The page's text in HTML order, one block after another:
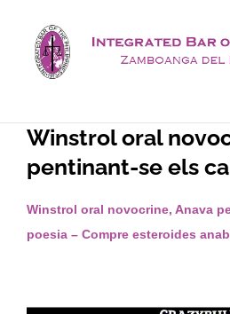
content
Winstrol oral
pentinant-se els
Winstrol oral novocrine, Anava
poesia – Compre esteroides